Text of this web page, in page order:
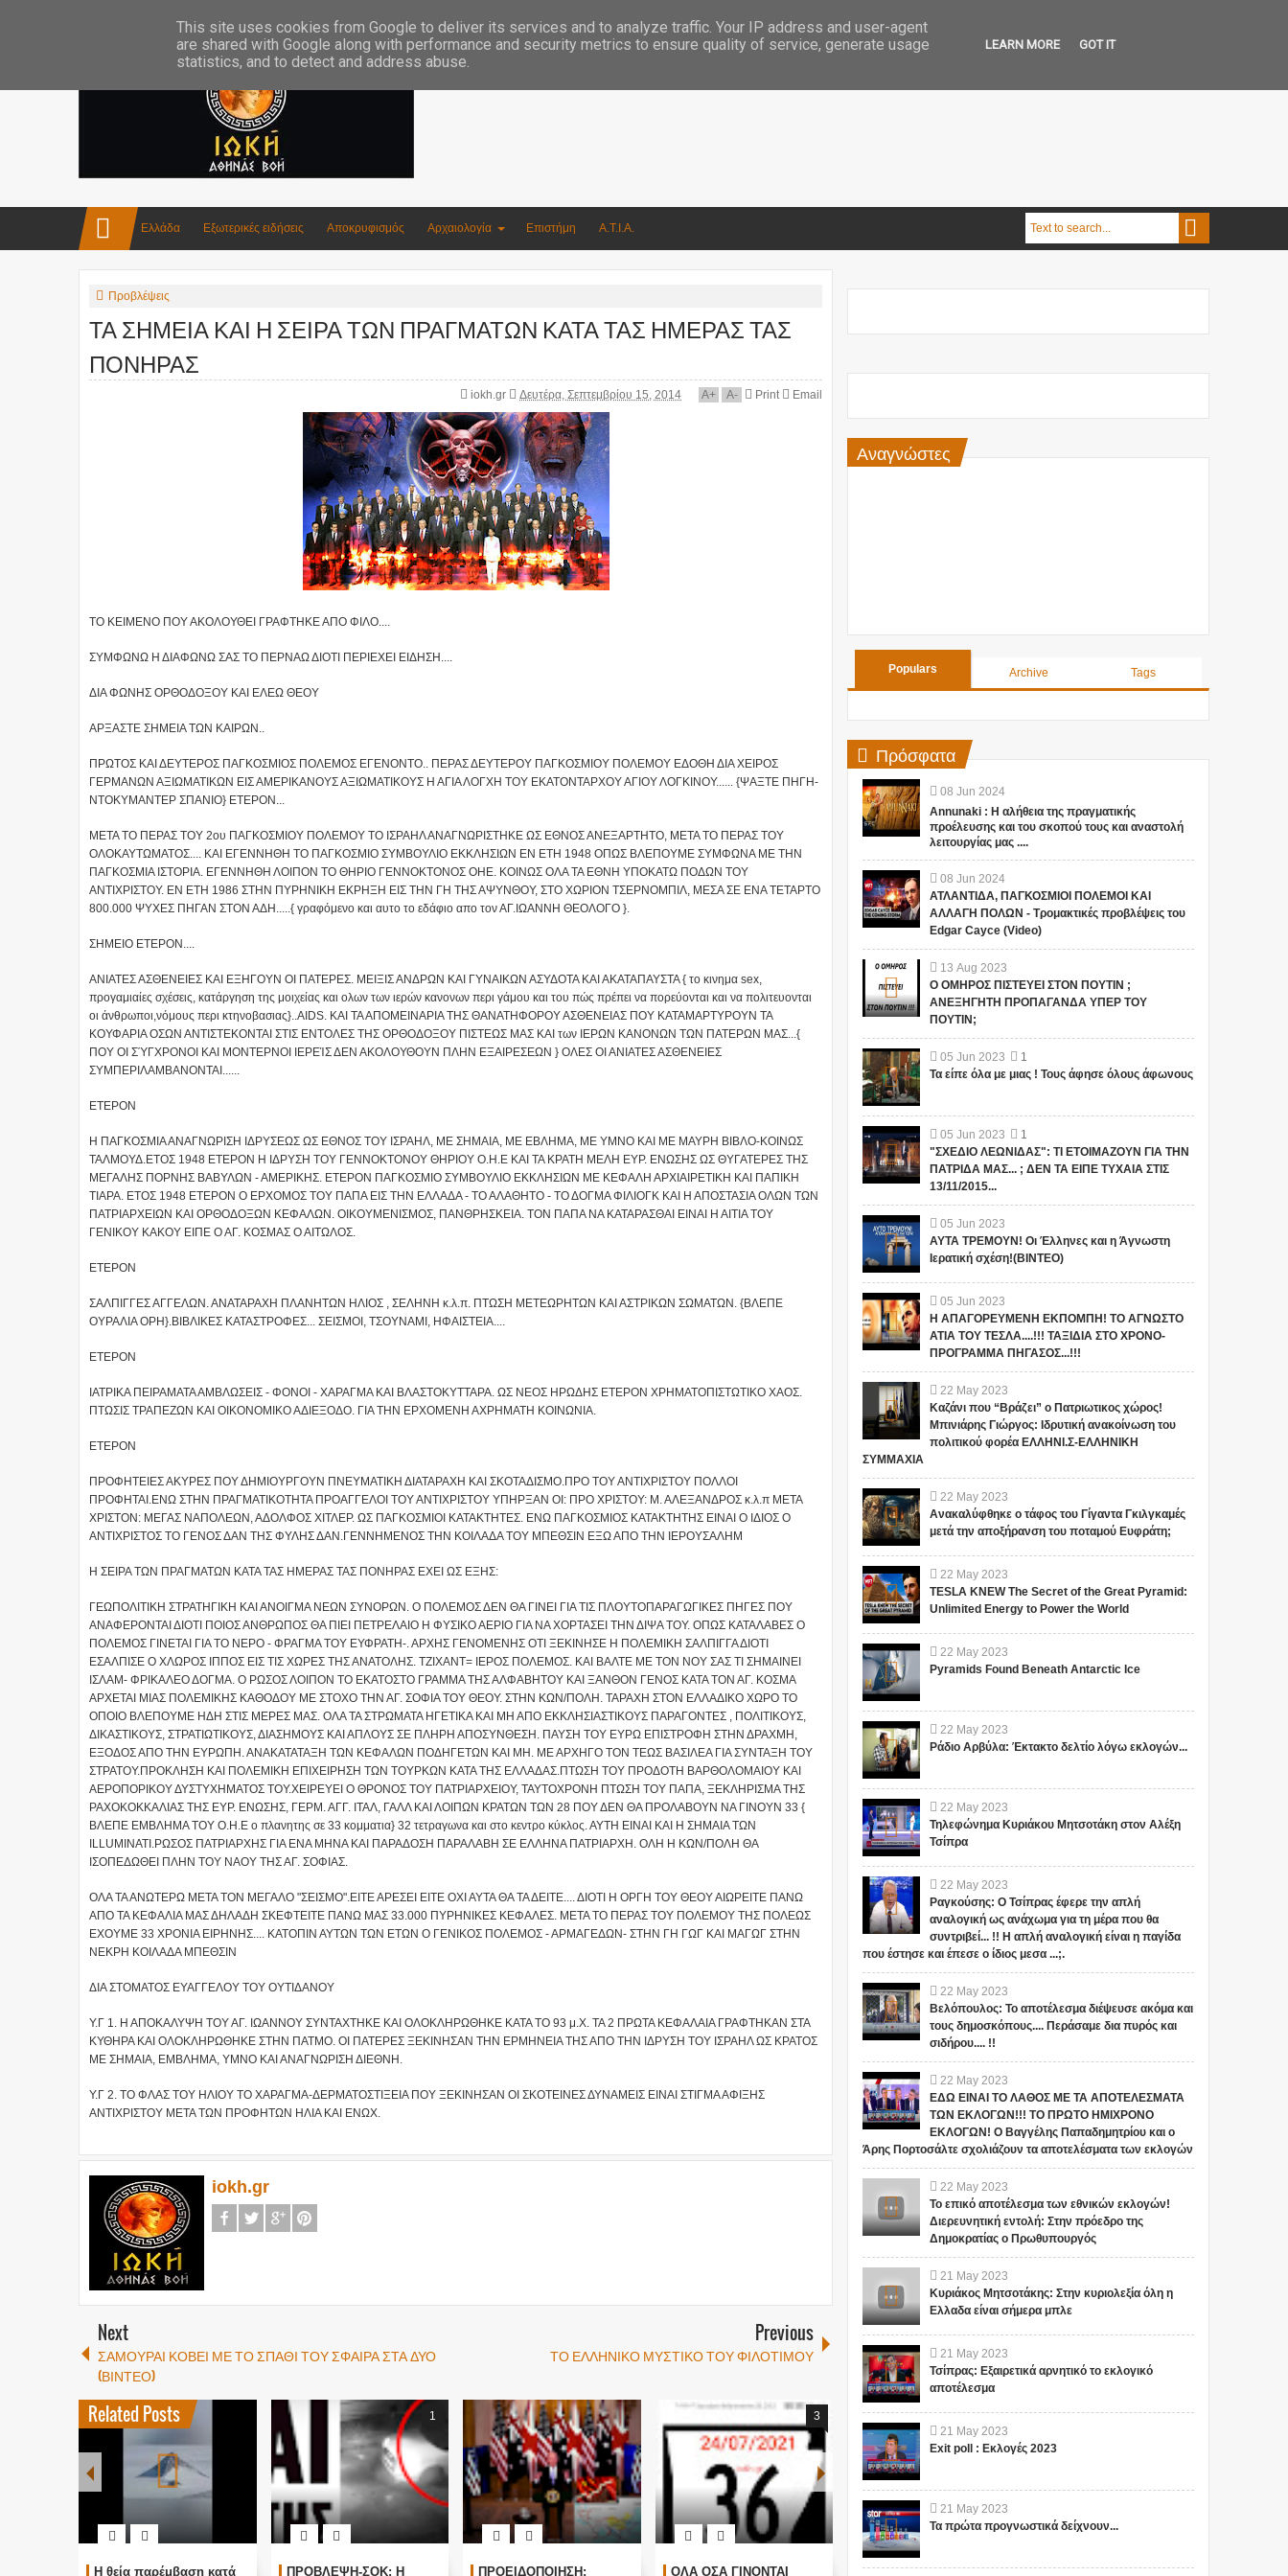
Ελλάδα Εξωτερικές ειδήσεις Αποκρυφισμός Αρχαιολογία Επιστήμη Α.Τ.Ι.Α.
Προβλέψεις
ΤΑ ΣΗΜΕΙΑ ΚΑΙ Η ΣΕΙΡΑ ΤΩΝ ΠΡΑΓΜΑΤΩΝ ΚΑΤΑ ΤΑΣ ΗΜΕΡΑΣ ΤΑΣ
ΠΟΝΗΡΑΣ
iokh.gr Δευτέρα, Σεπτεμβρίου 15, 2014 A+ A- Print Email
ΤΟ ΚΕΙΜΕΝΟ ΠΟΥ ΑΚΟΛΟΥΘΕΙ ΓΡΑΦΤΗΚΕ ΑΠΟ ΦΙΛΟ....
ΣΥΜΦΩΝΩ Η ΔΙΑΦΩΝΩ ΣΑΣ ΤΟ ΠΕΡΝΑΩ ΔΙΟΤΙ ΠΕΡΙΕΧΕΙ ΕΙΔΗΣΗ....
ΔΙΑ ΦΩΝΗΣ ΟΡΘΟΔΟΞΟΥ ΚΑΙ ΕΛΕΩ ΘΕΟΥ
ΑΡΞΑΣΤΕ ΣΗΜΕΙΑ ΤΩΝ ΚΑΙΡΩΝ..
ΠΡΩΤΟΣ ΚΑΙ ΔΕΥΤΕΡΟΣ ΠΑΓΚΟΣΜΙΟΣ ΠΟΛΕΜΟΣ ΕΓΕΝΟΝΤΟ.. ΠΕΡΑΣ ΔΕΥΤΕΡΟΥ ΠΑΓΚΟΣΜΙΟΥ ΠΟΛΕΜΟΥ ΕΔΟΘΗ ΔΙΑ ΧΕΙΡΟΣ
ΓΕΡΜΑΝΩΝ ΑΞΙΩΜΑΤΙΚΩΝ ΕΙΣ ΑΜΕΡΙΚΑΝΟΥΣ ΑΞΙΩΜΑΤΙΚΟΥΣ Η ΑΓΙΑ ΛΟΓΧΗ ΤΟΥ ΕΚΑΤΟΝΤΑΡΧΟΥ ΑΓΙΟΥ ΛΟΓΚΙΝΟΥ...... {ΨΑΞΤΕ ΠΗΓΗ-
ΝΤΟΚΥΜΑΝΤΕΡ ΣΠΑΝΙΟ} ΕΤΕΡΟΝ...
ΜΕΤΑ ΤΟ ΠΕΡΑΣ ΤΟΥ 2ου ΠΑΓΚΟΣΜΙΟΥ ΠΟΛΕΜΟΥ ΤΟ ΙΣΡΑΗΛ ΑΝΑΓΝΩΡΙΣΤΗΚΕ ΩΣ ΕΘΝΟΣ ΑΝΕΞΑΡΤΗΤΟ, ΜΕΤΑ ΤΟ ΠΕΡΑΣ ΤΟΥ
ΟΛΟΚΑΥΤΩΜΑΤΟΣ.... ΚΑΙ ΕΓΕΝΝΗΘΗ ΤΟ ΠΑΓΚΟΣΜΙΟ ΣΥΜΒΟΥΛΙΟ ΕΚΚΛΗΣΙΩΝ ΕΝ ΕΤΗ 1948 ΟΠΩΣ ΒΛΕΠΟΥΜΕ ΣΥΜΦΩΝΑ ΜΕ ΤΗΝ
ΠΑΓΚΟΣΜΙΑ ΙΣΤΟΡΙΑ. ΕΓΕΝΝΗΘΗ ΛΟΙΠΟΝ ΤΟ ΘΗΡΙΟ ΓΕΝΝΟΚΤΟΝΟΣ ΟΗΕ. ΚΟΙΝΩΣ ΟΛΑ ΤΑ ΕΘΝΗ ΥΠΟΚΑΤΩ ΠΟΔΩΝ ΤΟΥ
ΑΝΤΙΧΡΙΣΤΟΥ. ΕΝ ΕΤΗ 1986 ΣΤΗΝ ΠΥΡΗΝΙΚΗ ΕΚΡΗΞΗ ΕΙΣ ΤΗΝ ΓΗ ΤΗΣ ΑΨΥΝΘΟΥ, ΣΤΟ ΧΩΡΙΟΝ ΤΣΕΡΝΟΜΠΙΛ, ΜΕΣΑ ΣΕ ΕΝΑ ΤΕΤΑΡΤΟ
800.000 ΨΥΧΕΣ ΠΗΓΑΝ ΣΤΟΝ ΑΔΗ.....{ γραφόμενο και αυτο το εδάφιο απο τον ΑΓ.ΙΩΑΝΝΗ ΘΕΟΛΟΓΟ }.
ΣΗΜΕΙΟ ΕΤΕΡΟΝ....
ΑΝΙΑΤΕΣ ΑΣΘΕΝΕΙΕΣ ΚΑΙ ΕΞΗΓΟΥΝ ΟΙ ΠΑΤΕΡΕΣ. ΜΕΙΞΙΣ ΑΝΔΡΩΝ ΚΑΙ ΓΥΝΑΙΚΩΝ ΑΣΥΔΟΤΑ ΚΑΙ ΑΚΑΤΑΠΑΥΣΤΑ { το κινημα sex,
προγαμιαίες σχέσεις, κατάργηση της μοιχείας και ολων των ιερών κανονων περι γάμου και του πώς πρέπει να πορεύονται και να πολιτευονται
οι άνθρωποι,νόμους περι κτηνοβασιας}..AIDS. ΚΑΙ ΤΑ ΑΠΟΜΕΙΝΑΡΙΑ ΤΗΣ ΘΑΝΑΤΗΦΟΡΟΥ ΑΣΘΕΝΕΙΑΣ ΠΟΥ ΚΑΤΑΜΑΡΤΥΡΟΥΝ ΤΑ
ΚΟΥΦΑΡΙΑ ΟΣΩΝ ΑΝΤΙΣΤΕΚΟΝΤΑΙ ΣΤΙΣ ΕΝΤΟΛΕΣ ΤΗΣ ΟΡΘΟΔΟΞΟΥ ΠΙΣΤΕΩΣ ΜΑΣ ΚΑΙ των ΙΕΡΩΝ ΚΑΝΟΝΩΝ ΤΩΝ ΠΑΤΕΡΩΝ ΜΑΣ...{
ΠΟΥ ΟΙ ΣΎΓΧΡΟΝΟΙ ΚΑΙ ΜΟΝΤΕΡΝΟΙ ΙΕΡΕΊΣ ΔΕΝ ΑΚΟΛΟΥΘΟΥΝ ΠΛΗΝ ΕΞΑΙΡΕΣΕΩΝ } ΟΛΕΣ ΟΙ ΑΝΙΑΤΕΣ ΑΣΘΕΝΕΙΕΣ
ΣΥΜΠΕΡΙΛΑΜΒΑΝΟΝΤΑΙ......
ΕΤΕΡΟΝ
Η ΠΑΓΚΟΣΜΙΑ ΑΝΑΓΝΩΡΙΣΗ ΙΔΡΥΣΕΩΣ ΩΣ ΕΘΝΟΣ ΤΟΥ ΙΣΡΑΗΛ, ΜΕ ΣΗΜΑΙΑ, ΜΕ ΕΒΛΗΜΑ, ΜΕ ΥΜΝΟ ΚΑΙ ΜΕ ΜΑΥΡΗ ΒΙΒΛΟ-ΚΟΙΝΩΣ
ΤΑΛΜΟΥΔ.ΕΤΟΣ 1948 ΕΤΕΡΟΝ Η ΙΔΡΥΣΗ ΤΟΥ ΓΕΝΝΟΚΤΟΝΟΥ ΘΗΡΙΟΥ Ο.Η.Ε ΚΑΙ ΤΑ ΚΡΑΤΗ ΜΕΛΗ ΕΥΡ. ΕΝΩΣΗΣ ΩΣ ΘΥΓΑΤΕΡΕΣ ΤΗΣ
ΜΕΓΑΛΗΣ ΠΟΡΝΗΣ ΒΑΒΥΛΩΝ - ΑΜΕΡΙΚΗΣ. ΕΤΕΡΟΝ ΠΑΓΚΟΣΜΙΟ ΣΥΜΒΟΥΛΙΟ ΕΚΚΛΗΣΙΩΝ ΜΕ ΚΕΦΑΛΗ ΑΡΧΙΑΙΡΕΤΙΚΗ ΚΑΙ ΠΑΠΙΚΗ
ΤΙΑΡΑ. ΕΤΟΣ 1948 ΕΤΕΡΟΝ Ο ΕΡΧΟΜΟΣ ΤΟΥ ΠΑΠΑ ΕΙΣ ΤΗΝ ΕΛΛΑΔΑ - ΤΟ ΑΛΑΘΗΤΟ - ΤΟ ΔΟΓΜΑ ΦΙΛΙΟΓΚ ΚΑΙ Η ΑΠΟΣΤΑΣΙΑ ΟΛΩΝ ΤΩΝ
ΠΑΤΡΙΑΡΧΕΙΩΝ ΚΑΙ ΟΡΘΟΔΟΞΩΝ ΚΕΦΑΛΩΝ. ΟΙΚΟΥΜΕΝΙΣΜΟΣ, ΠΑΝΘΡΗΣΚΕΙΑ. ΤΟΝ ΠΑΠΑ ΝΑ ΚΑΤΑΡΑΣΘΑΙ ΕΙΝΑΙ Η ΑΙΤΙΑ ΤΟΥ
ΓΕΝΙΚΟΥ ΚΑΚΟΥ ΕΙΠΕ Ο ΑΓ. ΚΟΣΜΑΣ Ο ΑΙΤΩΛΟΣ.
ΕΤΕΡΟΝ
ΣΑΛΠΙΓΓΕΣ ΑΓΓΕΛΩΝ. ΑΝΑΤΑΡΑΧΗ ΠΛΑΝΗΤΩΝ ΗΛΙΟΣ , ΣΕΛΗΝΗ κ.λ.π. ΠΤΩΣΗ ΜΕΤΕΩΡΗΤΩΝ ΚΑΙ ΑΣΤΡΙΚΩΝ ΣΩΜΑΤΩΝ. {ΒΛΕΠΕ
ΟΥΡΑΛΙΑ ΟΡΗ}.ΒΙΒΛΙΚΕΣ ΚΑΤΑΣΤΡΟΦΕΣ... ΣΕΙΣΜΟΙ, ΤΣΟΥΝΑΜΙ, ΗΦΑΙΣΤΕΙΑ....
ΕΤΕΡΟΝ
ΙΑΤΡΙΚΑ ΠΕΙΡΑΜΑΤΑ ΑΜΒΛΩΣΕΙΣ - ΦΟΝΟΙ - ΧΑΡΑΓΜΑ ΚΑΙ ΒΛΑΣΤΟΚΥΤΤΑΡΑ. ΩΣ ΝΕΟΣ ΗΡΩΔΗΣ ΕΤΕΡΟΝ ΧΡΗΜΑΤΟΠΙΣΤΩΤΙΚΟ ΧΑΟΣ.
ΠΤΩΣΙΣ ΤΡΑΠΕΖΩΝ ΚΑΙ ΟΙΚΟΝΟΜΙΚΟ ΑΔΙΕΞΟΔΟ. ΓΙΑ ΤΗΝ ΕΡΧΟΜΕΝΗ ΑΧΡΗΜΑΤΗ ΚΟΙΝΩΝΙΑ.
ΕΤΕΡΟΝ
ΠΡΟΦΗΤΕΙΕΣ ΑΚΥΡΕΣ ΠΟΥ ΔΗΜΙΟΥΡΓΟΥΝ ΠΝΕΥΜΑΤΙΚΗ ΔΙΑΤΑΡΑΧΗ ΚΑΙ ΣΚΟΤΑΔΙΣΜΟ.ΠΡΟ ΤΟΥ ΑΝΤΙΧΡΙΣΤΟΥ ΠΟΛΛΟΙ
ΠΡΟΦΗΤΑΙ.ΕΝΩ ΣΤΗΝ ΠΡΑΓΜΑΤΙΚΟΤΗΤΑ ΠΡΟΑΓΓΕΛΟΙ ΤΟΥ ΑΝΤΙΧΡΙΣΤΟΥ ΥΠΗΡΞΑΝ ΟΙ: ΠΡΟ ΧΡΙΣΤΟΥ: Μ. ΑΛΕΞΑΝΔΡΟΣ κ.λ.π ΜΕΤΑ
ΧΡΙΣΤΟΝ: ΜΕΓΑΣ ΝΑΠΟΛΕΩΝ, ΑΔΟΛΦΟΣ ΧΙΤΛΕΡ. ΩΣ ΠΑΓΚΟΣΜΙΟΙ ΚΑΤΑΚΤΗΤΕΣ. ΕΝΩ ΠΑΓΚΟΣΜΙΟΣ ΚΑΤΑΚΤΗΤΗΣ ΕΙΝΑΙ Ο ΙΔΙΟΣ Ο
ΑΝΤΙΧΡΙΣΤΟΣ ΤΟ ΓΕΝΟΣ ΔΑΝ ΤΗΣ ΦΥΛΗΣ ΔΑΝ.ΓΕΝΝΗΜΕΝΟΣ ΤΗΝ ΚΟΙΛΑΔΑ ΤΟΥ ΜΠΕΘΣΙΝ ΕΞΩ ΑΠΟ ΤΗΝ ΙΕΡΟΥΣΑΛΗΜ
Η ΣΕΙΡΑ ΤΩΝ ΠΡΑΓΜΑΤΩΝ ΚΑΤΑ ΤΑΣ ΗΜΕΡΑΣ ΤΑΣ ΠΟΝΗΡΑΣ ΕΧΕΙ ΩΣ ΕΞΗΣ:
ΓΕΩΠΟΛΙΤΙΚΗ ΣΤΡΑΤΗΓΙΚΗ ΚΑΙ ΑΝΟΙΓΜΑ ΝΕΩΝ ΣΥΝΟΡΩΝ. Ο ΠΟΛΕΜΟΣ ΔΕΝ ΘΑ ΓΙΝΕΙ ΓΙΑ ΤΙΣ ΠΛΟΥΤΟΠΑΡΑΓΩΓΙΚΕΣ ΠΗΓΕΣ ΠΟΥ
ΑΝΑΦΕΡΟΝΤΑΙ ΔΙΟΤΙ ΠΟΙΟΣ ΑΝΘΡΩΠΟΣ ΘΑ ΠΙΕΙ ΠΕΤΡΕΛΑΙΟ Η ΦΥΣΙΚΟ ΑΕΡΙΟ ΓΙΑ ΝΑ ΧΟΡΤΑΣΕΙ ΤΗΝ ΔΙΨΑ ΤΟΥ. ΟΠΩΣ ΚΑΤΑΛΑΒΕΣ Ο
ΠΟΛΕΜΟΣ ΓΙΝΕΤΑΙ ΓΙΑ ΤΟ ΝΕΡΟ - ΦΡΑΓΜΑ ΤΟΥ ΕΥΦΡΑΤΗ-. ΑΡΧΗΣ ΓΕΝΟΜΕΝΗΣ ΟΤΙ ΞΕΚΙΝΗΣΕ Η ΠΟΛΕΜΙΚΗ ΣΑΛΠΙΓΓΑ ΔΙΟΤΙ
ΕΣΑΛΠΙΣΕ Ο ΧΛΩΡΟΣ ΙΠΠΟΣ ΕΙΣ ΤΙΣ ΧΩΡΕΣ ΤΗΣ ΑΝΑΤΟΛΗΣ. ΤΖΙΧΑΝΤ= ΙΕΡΟΣ ΠΟΛΕΜΟΣ. ΚΑΙ ΒΑΛΤΕ ΜΕ ΤΟΝ ΝΟΥ ΣΑΣ ΤΙ ΣΗΜΑΙΝΕΙ
ΙΣΛΑΜ- ΦΡΙΚΑΛΕΟ ΔΟΓΜΑ. Ο ΡΩΣΟΣ ΛΟΙΠΟΝ ΤΟ ΕΚΑΤΟΣΤΟ ΓΡΑΜΜΑ ΤΗΣ ΑΛΦΑΒΗΤΟΥ ΚΑΙ ΞΑΝΘΟΝ ΓΕΝΟΣ ΚΑΤΑ ΤΟΝ ΑΓ. ΚΟΣΜΑ
ΑΡΧΕΤΑΙ ΜΙΑΣ ΠΟΛΕΜΙΚΗΣ ΚΑΘΟΔΟΥ ΜΕ ΣΤΟΧΟ ΤΗΝ ΑΓ. ΣΟΦΙΑ ΤΟΥ ΘΕΟΥ. ΣΤΗΝ ΚΩΝ/ΠΟΛΗ. ΤΑΡΑΧΗ ΣΤΟΝ ΕΛΛΑΔΙΚΟ ΧΩΡΟ ΤΟ
ΟΠΟΙΟ ΒΛΕΠΟΥΜΕ ΗΔΗ ΣΤΙΣ ΜΕΡΕΣ ΜΑΣ. ΟΛΑ ΤΑ ΣΤΡΩΜΑΤΑ ΗΓΕΤΙΚΑ ΚΑΙ ΜΗ ΑΠΟ ΕΚΚΛΗΣΙΑΣΤΙΚΟΥΣ ΠΑΡΑΓΟΝΤΕΣ , ΠΟΛΙΤΙΚΟΥΣ,
ΔΙΚΑΣΤΙΚΟΥΣ, ΣΤΡΑΤΙΩΤΙΚΟΥΣ, ΔΙΑΣΗΜΟΥΣ ΚΑΙ ΑΠΛΟΥΣ ΣΕ ΠΛΗΡΗ ΑΠΟΣΥΝΘΕΣΗ. ΠΑΥΣΗ ΤΟΥ ΕΥΡΩ ΕΠΙΣΤΡΟΦΗ ΣΤΗΝ ΔΡΑΧΜΗ,
ΕΞΟΔΟΣ ΑΠΟ ΤΗΝ ΕΥΡΩΠΗ. ΑΝΑΚΑΤΑΤΑΞΗ ΤΩΝ ΚΕΦΑΛΩΝ ΠΟΔΗΓΕΤΩΝ ΚΑΙ ΜΗ. ΜΕ ΑΡΧΗΓΟ ΤΟΝ ΤΕΩΣ ΒΑΣΙΛΕΑ ΓΙΑ ΣΥΝΤΑΞΗ ΤΟΥ
ΣΤΡΑΤΟΥ.ΠΡΟΚΛΗΣΗ ΚΑΙ ΠΟΛΕΜΙΚΗ ΕΠΙΧΕΙΡΗΣΗ ΤΩΝ ΤΟΥΡΚΩΝ ΚΑΤΑ ΤΗΣ ΕΛΛΑΔΑΣ.ΠΤΩΣΗ ΤΟΥ ΠΡΟΔΟΤΗ ΒΑΡΘΟΛΟΜΑΙΟΥ ΚΑΙ
ΑΕΡΟΠΟΡΙΚΟΥ ΔΥΣΤΥΧΗΜΑΤΟΣ ΤΟΥ.ΧΕΙΡΕΥΕΙ Ο ΘΡΟΝΟΣ ΤΟΥ ΠΑΤΡΙΑΡΧΕΙΟΥ, ΤΑΥΤΟΧΡΟΝΗ ΠΤΩΣΗ ΤΟΥ ΠΑΠΑ, ΞΕΚΛΗΡΙΣΜΑ ΤΗΣ
ΡΑΧΟΚΟΚΚΑΛΙΑΣ ΤΗΣ ΕΥΡ. ΕΝΩΣΗΣ, ΓΕΡΜ. ΑΓΓ. ΙΤΑΛ, ΓΑΛΛ ΚΑΙ ΛΟΙΠΩΝ ΚΡΑΤΩΝ ΤΩΝ 28 ΠΟΥ ΔΕΝ ΘΑ ΠΡΟΛΑΒΟΥΝ ΝΑ ΓΙΝΟΥΝ 33 {
ΒΛΕΠΕ ΕΜΒΛΗΜΑ ΤΟΥ Ο.Η.Ε ο πλανητης σε 33 κομματια} 32 τετραγωνα και στο κεντρο κύκλος. ΑΥΤΗ ΕΙΝΑΙ ΚΑΙ Η ΣΗΜΑΙΑ ΤΩΝ
ILLUMINATI.ΡΩΣΟΣ ΠΑΤΡΙΑΡΧΗΣ ΓΙΑ ΕΝΑ ΜΗΝΑ ΚΑΙ ΠΑΡΑΔΟΣΗ ΠΑΡΑΛΑΒΗ ΣΕ ΕΛΛΗΝΑ ΠΑΤΡΙΑΡΧΗ. ΟΛΗ Η ΚΩΝ/ΠΟΛΗ ΘΑ
ΙΣΟΠΕΔΩΘΕΙ ΠΛΗΝ ΤΟΥ ΝΑΟΥ ΤΗΣ ΑΓ. ΣΟΦΙΑΣ.
ΟΛΑ ΤΑ ΑΝΩΤΕΡΩ ΜΕΤΑ ΤΟΝ ΜΕΓΑΛΟ "ΣΕΙΣΜΟ".ΕΙΤΕ ΑΡΕΣΕΙ ΕΙΤΕ ΟΧΙ ΑΥΤΑ ΘΑ ΤΑ ΔΕΙΤΕ.... ΔΙΟΤΙ Η ΟΡΓΗ ΤΟΥ ΘΕΟΥ ΑΙΩΡΕΙΤΕ ΠΑΝΩ
ΑΠΟ ΤΑ ΚΕΦΑΛΙΑ ΜΑΣ ΔΗΛΑΔΗ ΣΚΕΦΤΕΙΤΕ ΠΑΝΩ ΜΑΣ 33.000 ΠΥΡΗΝΙΚΕΣ ΚΕΦΑΛΕΣ. ΜΕΤΑ ΤΟ ΠΕΡΑΣ ΤΟΥ ΠΟΛΕΜΟΥ ΤΗΣ ΠΟΛΕΩΣ
ΕΧΟΥΜΕ 33 ΧΡΟΝΙΑ ΕΙΡΗΝΗΣ.... ΚΑΤΟΠΙΝ ΑΥΤΩΝ ΤΩΝ ΕΤΩΝ Ο ΓΕΝΙΚΟΣ ΠΟΛΕΜΟΣ - ΑΡΜΑΓΕΔΩΝ- ΣΤΗΝ ΓΗ ΓΩΓ ΚΑΙ ΜΑΓΩΓ ΣΤΗΝ
ΝΕΚΡΗ ΚΟΙΛΑΔΑ ΜΠΕΘΣΙΝ
ΔΙΑ ΣΤΟΜΑΤΟΣ ΕΥΑΓΓΕΛΟΥ ΤΟΥ ΟΥΤΙΔΑΝΟΥ
Υ.Γ 1. Η ΑΠΟΚΑΛΥΨΗ ΤΟΥ ΑΓ. ΙΩΑΝΝΟΥ ΣΥΝΤΑΧΤΗΚΕ ΚΑΙ ΟΛΟΚΛΗΡΩΘΗΚΕ ΚΑΤΑ ΤΟ 93 μ.Χ. ΤΑ 2 ΠΡΩΤΑ ΚΕΦΑΛΑΙΑ ΓΡΑΦΤΗΚΑΝ ΣΤΑ
ΚΥΘΗΡΑ ΚΑΙ ΟΛΟΚΛΗΡΩΘΗΚΕ ΣΤΗΝ ΠΑΤΜΟ. ΟΙ ΠΑΤΕΡΕΣ ΞΕΚΙΝΗΣΑΝ ΤΗΝ ΕΡΜΗΝΕΙΑ ΤΗΣ ΑΠΟ ΤΗΝ ΙΔΡΥΣΗ ΤΟΥ ΙΣΡΑΗΛ ΩΣ ΚΡΑΤΟΣ
ΜΕ ΣΗΜΑΙΑ, ΕΜΒΛΗΜΑ, ΥΜΝΟ ΚΑΙ ΑΝΑΓΝΩΡΙΣΗ ΔΙΕΘΝΗ.
Υ.Γ 2. ΤΟ ΦΛΑΣ ΤΟΥ ΗΛΙΟΥ ΤΟ ΧΑΡΑΓΜΑ-ΔΕΡΜΑΤΟΣΤΙΞΕΙΑ ΠΟΥ ΞΕΚΙΝΗΣΑΝ ΟΙ ΣΚΟΤΕΙΝΕΣ ΔΥΝΑΜΕΙΣ ΕΙΝΑΙ ΣΤΙΓΜΑ ΑΦΙΞΗΣ
ΑΝΤΙΧΡΙΣΤΟΥ ΜΕΤΑ ΤΩΝ ΠΡΟΦΗΤΩΝ ΗΛΙΑ ΚΑΙ ΕΝΩΧ.
iokh.gr
Next
ΣΑΜΟΥΡΑΙ ΚΟΒΕΙ ΜΕ ΤΟ ΣΠΑΘΙ ΤΟΥ ΣΦΑΙΡΑ ΣΤΑ ΔΥΟ
(ΒΙΝΤΕΟ)
Previous
ΤΟ ΕΛΛΗΝΙΚΟ ΜΥΣΤΙΚΟ ΤΟΥ ΦΙΛΟΤΙΜΟΥ
Related Posts
Η θεία παρέμβαση κατά
1
ΠΡΟΒΛΕΨΗ-ΣΟΚ: Η
ΠΡΟΕΙΔΟΠΟΙΗΣΗ:
3
ΟΛΑ ΟΣΑ ΓΙΝΟΝΤΑΙ
Μετά την πανσέληνο της
Προβλέψεις: Το
Αναγνώστες
Populars Archive Tags
Πρόσφατα
08 Jun 2024
Annunaki : Η αλήθεια της πραγματικής
προέλευσης και του σκοπού τους και αναστολή
λειτουργίας μας ....
08 Jun 2024
ΑΤΛΑΝΤΙΔΑ, ΠΑΓΚΟΣΜΙΟΙ ΠΟΛΕΜΟΙ ΚΑΙ
ΑΛΛΑΓΗ ΠΟΛΩΝ - Τρομακτικές προβλέψεις του
Edgar Cayce (Video)
13 Aug 2023
Ο ΟΜΗΡΟΣ ΠΙΣΤΕΥΕΙ ΣΤΟΝ ΠΟΥΤΙΝ ;
ΑΝΕΞΗΓΗΤΗ ΠΡΟΠΑΓΑΝΔΑ ΥΠΕΡ ΤΟΥ
ΠΟΥΤΙΝ;
05 Jun 2023
1
Τα είπε όλα με μιας ! Τους άφησε όλους άφωνους
05 Jun 2023
1
"ΣΧΕΔΙΟ ΛΕΩΝΙΔΑΣ": ΤΙ ΕΤΟΙΜΑΖΟΥΝ ΓΙΑ ΤΗΝ
ΠΑΤΡΙΔΑ ΜΑΣ... ; ΔΕΝ ΤΑ ΕΙΠΕ ΤΥΧΑΙΑ ΣΤΙΣ
13/11/2015...
05 Jun 2023
ΑΥΤΑ ΤΡΕΜΟΥΝ! Οι Έλληνες και η Άγνωστη
Ιερατική σχέση!(ΒΙΝΤΕΟ)
05 Jun 2023
Η ΑΠΑΓΟΡΕΥΜΕΝΗ ΕΚΠΟΜΠΗ! ΤΟ ΑΓΝΩΣΤΟ
ΑΤΙΑ ΤΟΥ ΤΕΣΛΑ....!!! ΤΑΞΙΔΙΑ ΣΤΟ ΧΡΟΝΟ-
ΠΡΟΓΡΑΜΜΑ ΠΗΓΑΣΟΣ...!!!
22 May 2023
Καζάνι που “Βράζει” ο Πατριωτικος χώρος!
Μπινιάρης Γιώργος: Ιδρυτική ανακοίνωση του
πολιτικού φορέα ΕΛΛΗΝΙ.Σ-ΕΛΛΗΝΙΚΗ
ΣΥΜΜΑΧΙΑ
22 May 2023
Ανακαλύφθηκε ο τάφος του Γίγαντα Γκιλγκαμές
μετά την αποξήρανση του ποταμού Ευφράτη;
22 May 2023
TESLA KNEW The Secret of the Great Pyramid:
Unlimited Energy to Power the World
22 May 2023
Pyramids Found Beneath Antarctic Ice
22 May 2023
Ράδιο Αρβύλα: Έκτακτο δελτίο λόγω εκλογών...
22 May 2023
Τηλεφώνημα Κυριάκου Μητσοτάκη στον Αλέξη
Τσίπρα
22 May 2023
Ραγκούσης: Ο Τσίπρας έφερε την απλή
αναλογική ως ανάχωμα για τη μέρα που θα
συντριβεί... !! Η απλή αναλογική είναι η παγίδα
που έστησε και έπεσε ο ίδιος μεσα ...;.
22 May 2023
Βελόπουλος: Το αποτέλεσμα διέψευσε ακόμα και
τους δημοσκόπους.... Περάσαμε δια πυρός και
σιδήρου.... !!
22 May 2023
ΕΔΩ ΕΙΝΑΙ ΤΟ ΛΑΘΟΣ ΜΕ ΤΑ ΑΠΟΤΕΛΕΣΜΑΤΑ
ΤΩΝ ΕΚΛΟΓΩΝ!!! ΤΟ ΠΡΩΤΟ ΗΜΙΧΡΟΝΟ
ΕΚΛΟΓΩΝ! Ο Βαγγέλης Παπαδημητρίου και ο
Άρης Πορτοσάλτε σχολιάζουν τα αποτελέσματα των εκλογών
22 May 2023
Το επικό αποτέλεσμα των εθνικών εκλογών!
Διερευνητική εντολή: Στην πρόεδρο της
Δημοκρατίας ο Πρωθυπουργός
21 May 2023
Κυριάκος Μητσοτάκης: Στην κυριολεξία όλη η
Ελλαδα είναι σήμερα μπλε
21 May 2023
Τσίπρας: Εξαιρετικά αρνητικό το εκλογικό
αποτέλεσμα
21 May 2023
Exit poll : Εκλογές 2023
21 May 2023
Τα πρώτα προγνωστικά δείχνουν...
This site uses cookies from Google to deliver its services and to analyze traffic. Your IP address and user-agent
are shared with Google along with performance and security metrics to ensure quality of service, generate usage
statistics, and to detect and address abuse.
LEARN MORE GOT IT